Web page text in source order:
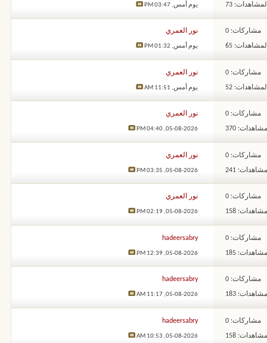
المشاهدات: 73 يوم أمس,03:47 PM
مشاركات: 0
المشاهدات: 65
نور العمري
يوم أمس, 01:32 PM
مشاركات: 0
المشاهدات: 52
نور العمري
يوم أمس, 11:51 AM
مشاركات: 0
370
نور العمري
05-08-2026,
04:40 PM
مشاركات: 0
241
نور العمري
05-08-2026,
03:35 PM
مشاركات: 0
158
نور العمري
05-08-2026,
02:19 PM
مشاركات: 0
185
hadeersabry
05-08-2026,
12:39 PM
مشاركات: 0
183
hadeersabry
05-08-2026,
11:17 AM
مشاركات: 0
158
hadeersabry
05-08-2026,
10:53 AM